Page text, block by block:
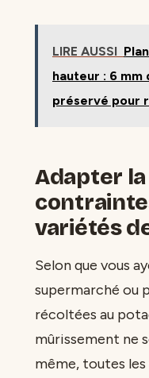
LIRE AUSSI
hauteur : 6
préservé pour
Adapter
variétés
Selon que vous
supermarché ou
récoltées au
mûrissement ne
même, toutes